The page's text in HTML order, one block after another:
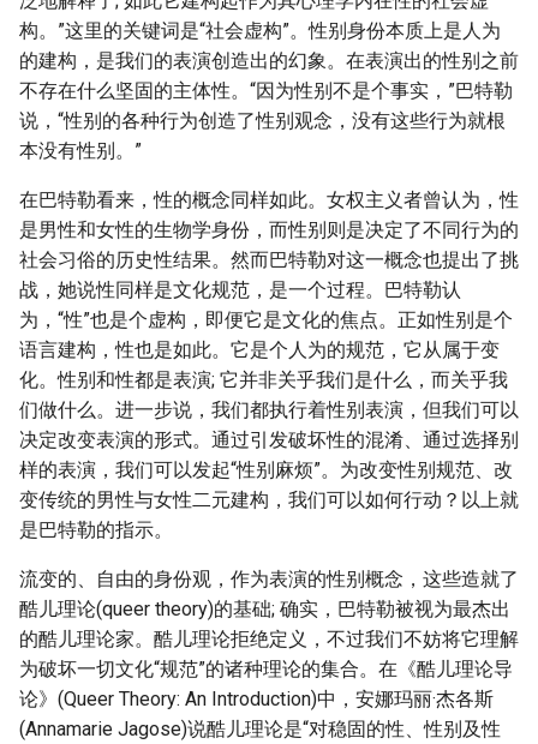
构。”这里的关键词是“社会虚构”。性别身份本质上是人为
的建构，是我们的表演创造出的幻象。在表演出的性别之前
不存在什么坚固的主体性。“因为性别不是个事实，”巴特勒
说，“性别的各种行为创造了性别观念，没有这些行为就根
本没有性别。”
在巴特勒看来，性的概念同样如此。女权主义者曾认为，性
是男性和女性的生物学身份，而性别则是决定了不同行为的
社会习俗的历史性结果。然而巴特勒对这一概念也提出了挑
战，她说性同样是文化规范，是一个过程。巴特勒认
为，“性”也是个虚构，即便它是文化的焦点。正如性别是个
语言建构，性也是如此。它是个人为的规范，它从属于变
化。性别和性都是表演; 它并非关乎我们是什么，而关乎我
们做什么。进一步说，我们都执行着性别表演，但我们可以
决定改变表演的形式。通过引发破坏性的混淆、通过选择别
样的表演，我们可以发起“性别麻烦”。为改变性别规范、改
变传统的男性与女性二元建构，我们可以如何行动？以上就
是巴特勒的指示。
流变的、自由的身份观，作为表演的性别概念，这些造就了
酷儿理论(queer theory)的基础; 确实，巴特勒被视为最杰出
的酷儿理论家。酷儿理论拒绝定义，不过我们不妨将它理解
为破坏一切文化“规范”的诸种理论的集合。在《酷儿理论导
论》(Queer Theory: An Introduction)中，安娜玛丽·杰各斯
(Annamarie Jagose)说酷儿理论是“对稳固的性、性别及性